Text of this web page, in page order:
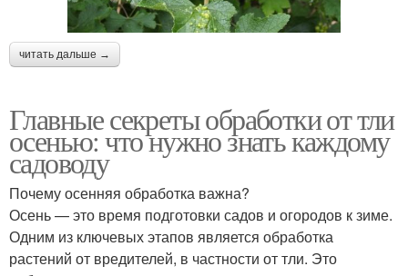
читать дальше →
Главные секреты обработки от тли
осенью: что нужно знать каждому
садоводу
Почему осенняя обработка важна?
Осень — это время подготовки садов и огородов к зиме.
Одним из ключевых этапов является обработка
растений от вредителей, в частности от тли. Это